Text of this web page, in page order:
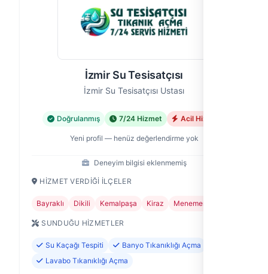
İzmir Su Tesisatçısı
İzmir Su Tesisatçısı Ustası
Doğrulanmış 7/24 Hizmet Acil Hizmet
Yeni profil — henüz değerlendirme yok
Deneyim bilgisi eklenmemiş
HIZMET VERDIĞI İLÇELER
Bayraklı Dikili Kemalpaşa Kiraz Menemen
SUNDUĞU HIZMETLER
Su Kaçağı Tespiti
Banyo Tıkanıklığı Açma
Lavabo Tıkanıklığı Açma